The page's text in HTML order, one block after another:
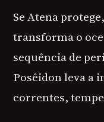
Se Atena
transforma o
sequência de
Posêidon leva a
correntes,